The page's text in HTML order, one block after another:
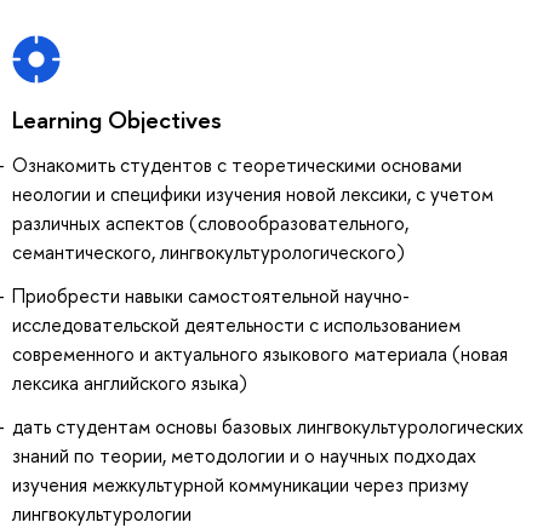
Learning Objectives
Ознакомить студентов с теоретическими основами
неологии и специфики изучения новой лексики, с учетом
различных аспектов (словообразовательного,
семантического, лингвокультурологического)
Приобрести навыки самостоятельной научно-
исследовательской деятельности с использованием
современного и актуального языкового материала (новая
лексика английского языка)
дать студентам основы базовых лингвокультурологических
знаний по теории, методологии и о научных подходах
изучения межкультурной коммуникации через призму
лингвокультурологии